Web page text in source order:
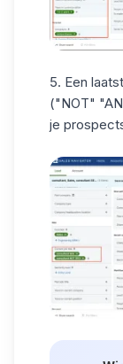
5. Een
("NOT"
je